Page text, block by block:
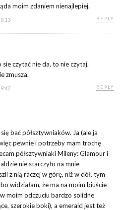
moim zdaniem nienajlepiej.
REPLY
sie czytać nie da, to nie czytaj.
zmusza.
REPLY
bać półsztywniaków. Ja (ale ja
pewnie i potrzeby mam trochę
półsztywniaki Mileny: Glamour i
nie starczyło na mnie
z nią raczej w górę, niż w dół. tym
widziałam, że ma na moim biuście
moim odczuciu bardzo solidne
szerokie boki), a emerald jest też